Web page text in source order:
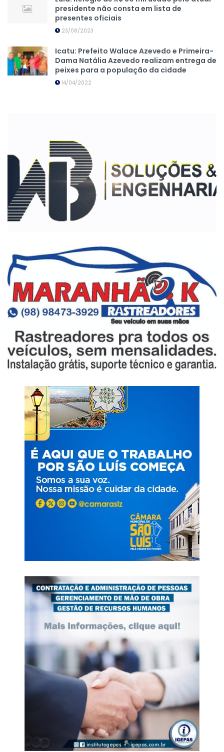
presidente não consta em lista de
presentes oficiais
23/08/2023
Icatu: Prefeito Walace Azevedo e Primeira-
Dama Natália Azevedo realizam entrega de
peixes para a população da cidade
14/04/2022